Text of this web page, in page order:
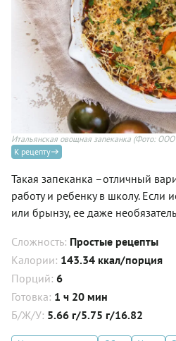
Итальянская овощная запеканка (Фото: ООО
К рецепту
Такая запеканка –отличный
работу и ребенку в школу. Если
или брынзу, ее даже
Сложность: Простые рецепты
Калории: 143.34 ккал/порция
Порций: 6
Готовка: 1 ч 20 мин
Б/Ж/У: 5.66 г/5.75 г/16.82